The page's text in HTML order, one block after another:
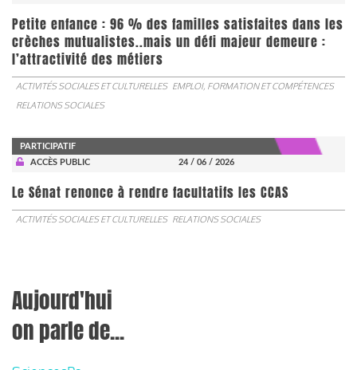
Petite enfance : 96 % des familles satisfaites dans les
crèches mutualistes..mais un défi majeur demeure :
l’attractivité des métiers
ACTIVITÉS SOCIALES ET CULTURELLES EMPLOI, FORMATION ET COMPÉTENCES
RELATIONS SOCIALES
PARTICIPATIF
ACCÈS PUBLIC
24 / 06 / 2026
Le Sénat renonce à rendre facultatifs les CCAS
ACTIVITÉS SOCIALES ET CULTURELLES RELATIONS SOCIALES
Aujourd'hui
on parle de...